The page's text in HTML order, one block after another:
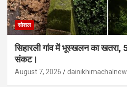
सोशल
सिहारली गांव में भूस्खलन का खतरा,
संकट।
August 7, 2026